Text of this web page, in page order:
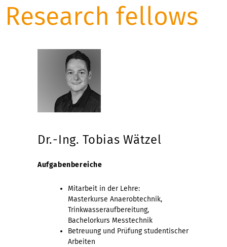
Research fellows
Dr.-Ing. Tobias Wätzel
Aufgabenbereiche
Mitarbeit in der Lehre:
Masterkurse Anaerobtechnik,
Trinkwasseraufbereitung,
Bachelorkurs Messtechnik
Betreuung und Prüfung studentischer
Arbeiten